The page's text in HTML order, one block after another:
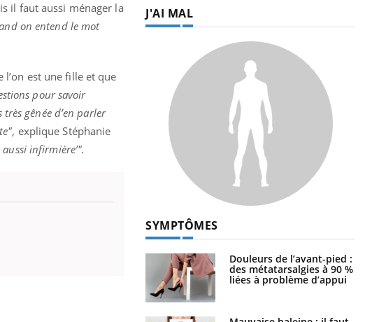
il faut aussi ménager la
on entend le mot
l’on est une fille et que
pour savoir
gênée d’en parler
, explique Stéphanie
infirmière’".
J'AI MAL
SYMPTÔMES
Douleurs de l’avant-pied :
des métatarsalgies à 90 %
liées à problème d’appui